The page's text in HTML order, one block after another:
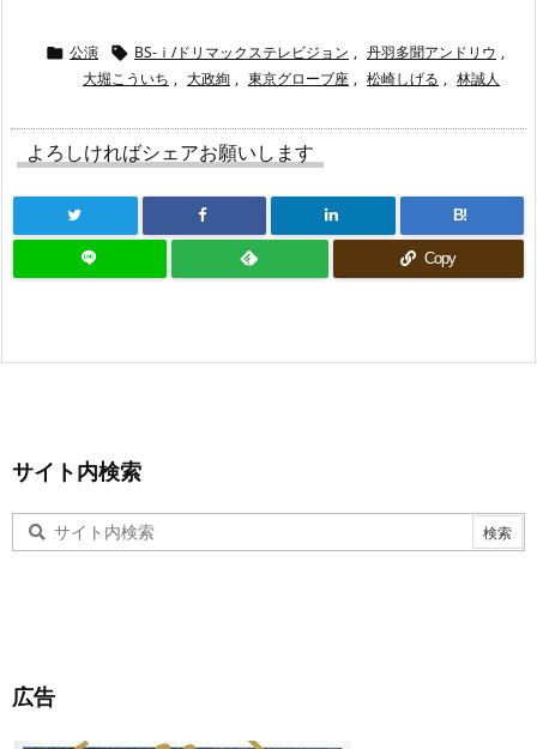
 公演  BS-ｉ/ドリマックステレビジョン , 丹羽多聞アンドリウ ,
大堀こういち , 大政絢 , 東京グローブ座 , 松崎しげる , 林誠人
よろしければシェアお願いします
B!
Copy
サイト内検索
広告